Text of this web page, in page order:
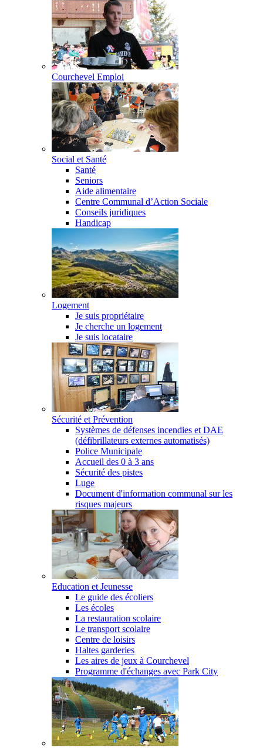
Courchevel Emploi
Social et Santé
Santé
Seniors
Aide alimentaire
Centre Communal d’Action Sociale
Conseils juridiques
Handicap
Logement
Je suis propriétaire
Je cherche un logement
Je suis locataire
Sécurité et Prévention
Systèmes de défenses incendies et DAE
(défibrillateurs externes automatisés)
Police Municipale
Accueil des 0 à 3 ans
Sécurité des pistes
Luge
Document d'information communal sur les
risques majeurs
Education et Jeunesse
Le guide des écoliers
Les écoles
La restauration scolaire
Le transport scolaire
Centre de loisirs
Haltes garderies
Les aires de jeux à Courchevel
Programme d'échanges avec Park City